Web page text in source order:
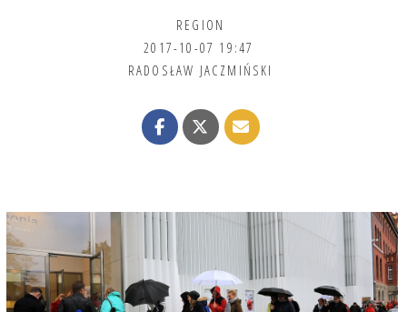
REGION
2017-10-07 19:47
RADOSŁAW JACZMIŃSKI